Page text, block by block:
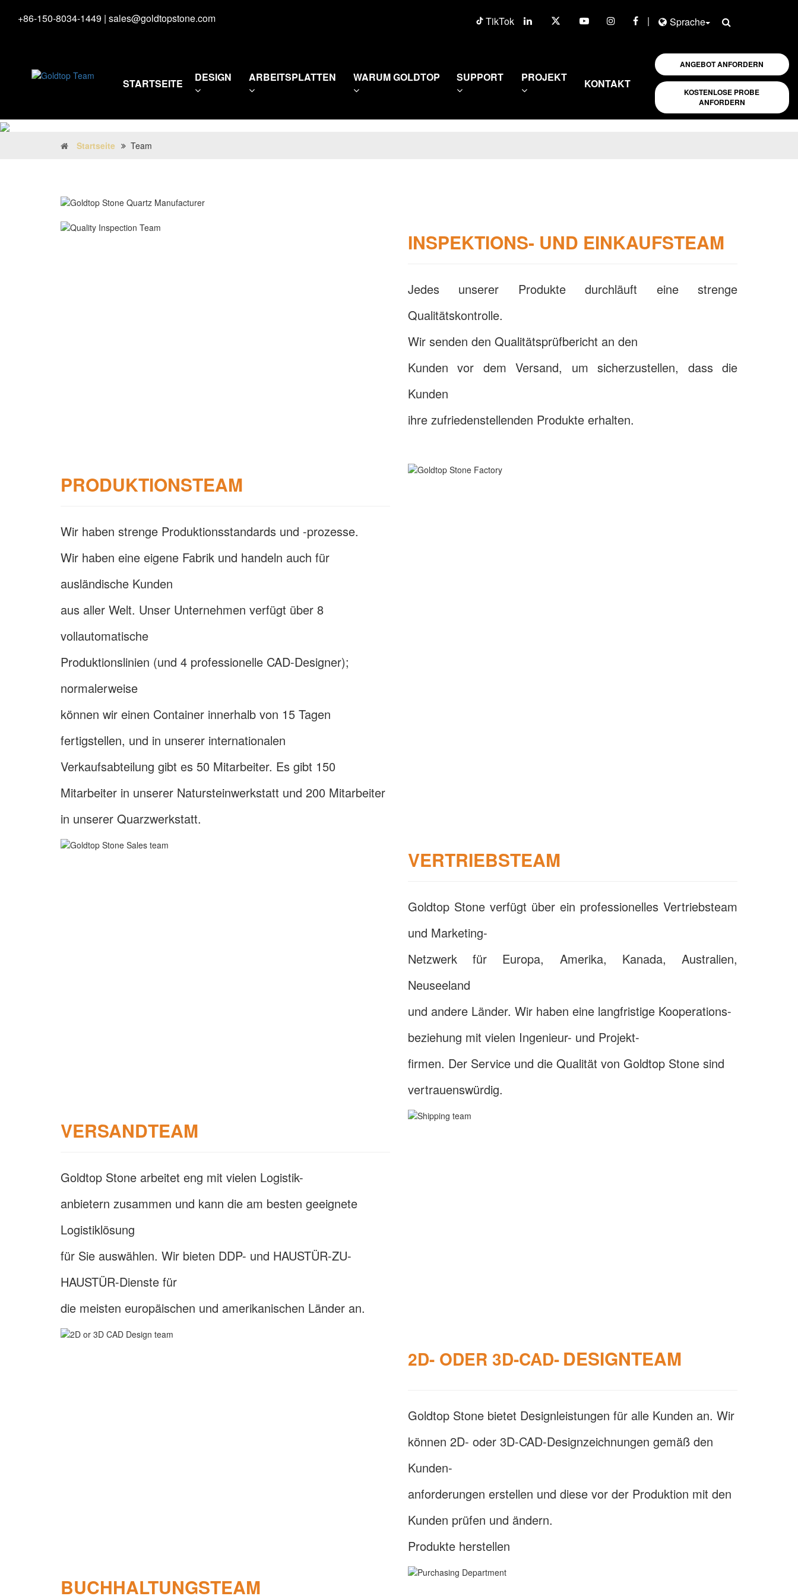
+86-150-8034-1449 | sales@goldtopstone.com TikTok | Sprache
STARTSEITE DESIGN ARBEITSPLATTEN WARUM GOLDTOP SUPPORT PROJEKT KONTAKT
ANGEBOT ANFORDERN
KOSTENLOSE PROBE
ANFORDERN
Startseite Team
INSPEKTIONS- UND EINKAUFSTEAM
Jedes unserer Produkte durchläuft eine strenge
Qualitätskontrolle.
Wir senden den Qualitätsprüfbericht an den
Kunden vor dem Versand, um sicherzustellen, dass die
Kunden
ihre zufriedenstellenden Produkte erhalten.
PRODUKTIONSTEAM
Wir haben strenge Produktionsstandards und -prozesse.
Wir haben eine eigene Fabrik und handeln auch für
ausländische Kunden
aus aller Welt. Unser Unternehmen verfügt über 8
vollautomatische
Produktionslinien (und 4 professionelle CAD-Designer);
normalerweise
können wir einen Container innerhalb von 15 Tagen
fertigstellen, und in unserer internationalen
Verkaufsabteilung gibt es 50 Mitarbeiter. Es gibt 150
Mitarbeiter in unserer Natursteinwerkstatt und 200 Mitarbeiter
in unserer Quarzwerkstatt.
VERTRIEBSTEAM
Goldtop Stone verfügt über ein professionelles Vertriebsteam
und Marketing-
Netzwerk für Europa, Amerika, Kanada, Australien,
Neuseeland
und andere Länder. Wir haben eine langfristige Kooperations-
beziehung mit vielen Ingenieur- und Projekt-
firmen. Der Service und die Qualität von Goldtop Stone sind
vertrauenswürdig.
VERSANDTEAM
Goldtop Stone arbeitet eng mit vielen Logistik-
anbietern zusammen und kann die am besten geeignete
Logistiklösung
für Sie auswählen. Wir bieten DDP- und HAUSTÜR-ZU-
HAUSTÜR-Dienste für
die meisten europäischen und amerikanischen Länder an.
2D- ODER 3D-CAD-DESIGNTEAM
Goldtop Stone bietet Designleistungen für alle Kunden an. Wir
können 2D- oder 3D-CAD-Designzeichnungen gemäß den
Kunden-
anforderungen erstellen und diese vor der Produktion mit den
Kunden prüfen und ändern.
Produkte herstellen
BUCHHALTUNGSTEAM